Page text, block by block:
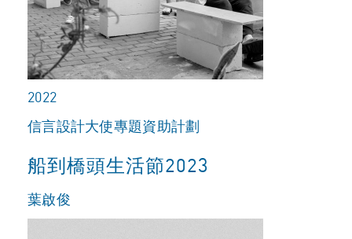
2022
信言設計大使專題資助計劃
船到橋頭生活節2023
葉啟俊